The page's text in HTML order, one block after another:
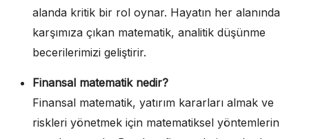
alanda kritik bir rol oynar. Hayatın her alanında
karşımıza çıkan matematik, analitik düşünme
becerilerimizi geliştirir.
Finansal matematik nedir?
Finansal matematik, yatırım kararları almak ve
riskleri yönetmek için matematiksel yöntemlerin